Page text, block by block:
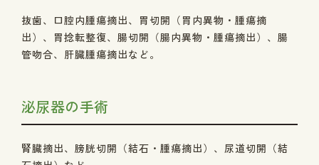
抜歯、口腔内腫瘍摘出、胃切開（胃内異物・腫瘍摘
出）、胃捻転整復、腸切開（腸内異物・腫瘍摘出）、腸
管吻合、肝臓腫瘍摘出など。
泌尿器の手術
腎臓摘出、膀胱切開（結石・腫瘍摘出）、尿道切開（結